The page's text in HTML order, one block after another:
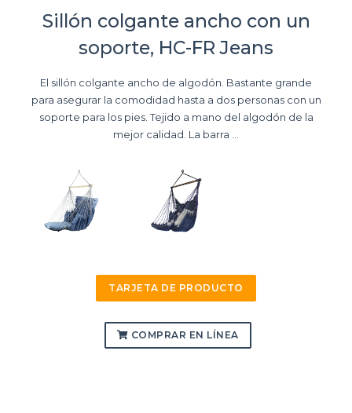
Sillón colgante ancho con un
soporte, HC-FR Jeans
El sillón colgante ancho de algodón. Bastante grande
para asegurar la comodidad hasta a dos personas con un
soporte para los pies. Tejido a mano del algodón de la
mejor calidad. La barra ...
TARJETA DE PRODUCTO
COMPRAR EN LÍNEA